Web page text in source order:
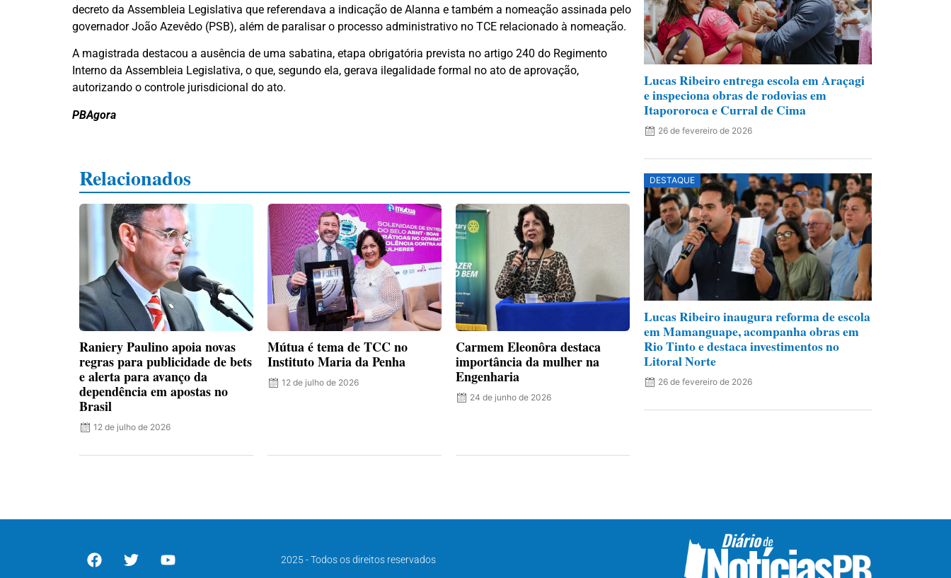
decreto da Assembleia Legislativa que referendava a indicação de Alanna e também a nomeação assinada pelo
governador João Azevêdo (PSB), além de paralisar o processo administrativo no TCE relacionado à nomeação.
A magistrada destacou a ausência de uma sabatina, etapa obrigatória prevista no artigo 240 do Regimento
Interno da Assembleia Legislativa, o que, segundo ela, gerava ilegalidade formal no ato de aprovação,
autorizando o controle jurisdicional do ato.
PBAgora
Relacionados
Raniery Paulino apoia novas
regras para publicidade de bets
e alerta para avanço da
dependência em apostas no
Brasil
12 de julho de 2026
Mútua é tema de TCC no
Instituto Maria da Penha
12 de julho de 2026
Carmem Eleonôra destaca
importância da mulher na
Engenharia
24 de junho de 2026
Lucas Ribeiro entrega escola em Araçagi
e inspeciona obras de rodovias em
Itapororoca e Curral de Cima
26 de fevereiro de 2026
DESTAQUE
Lucas Ribeiro inaugura reforma de escola
em Mamanguape, acompanha obras em
Rio Tinto e destaca investimentos no
Litoral Norte
26 de fevereiro de 2026
2025 - Todos os direitos reservados